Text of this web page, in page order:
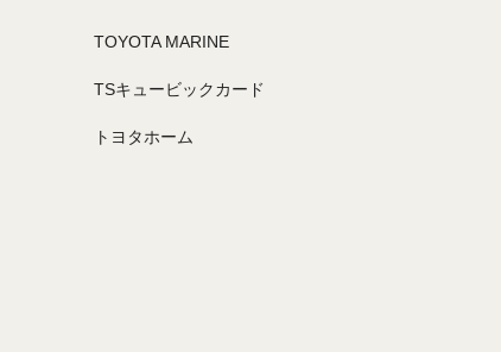
TOYOTA MARINE
TSキュービックカード
トヨタホーム